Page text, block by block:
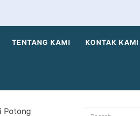
TENTANG KAMI KONTAK KAMI
Potong
Search